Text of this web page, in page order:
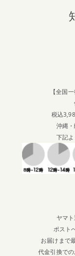
【全国
税込
沖縄
下記
ヤマ
ポスト
お届けまで
代金引換で